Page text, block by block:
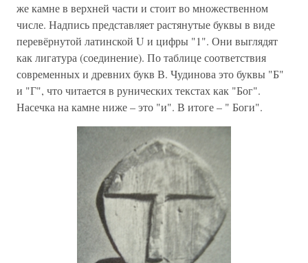
же камне в верхней части и стоит во множественном
числе. Надпись представляет растянутые буквы в виде
перевёрнутой латинской U и цифры "1". Они выглядят
как лигатура (соединение). По таблице соответствия
современных и древних букв В. Чудинова это буквы "Б"
и "Г", что читается в рунических текстах как "Бог".
Насечка на камне ниже – это "и". В итоге – " Боги".